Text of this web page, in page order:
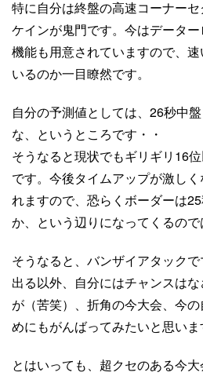
特に自分は終盤の高速コーナー
ケインが鬼門です。今はデータ
機能も用意されていますので、
いるのか一目瞭然です。
自分の予測値としては、26秒中
な、というところです・・
そうなると現状でもギリギリ16位
です。今後タイムアップが激し
れますので、恐らくボーダーは
か、という辺りになってくるので
そうなると、バンザイアタック
出る以外、自分にはチャンスは
が（苦笑）、折角の今大会、今
めにもがんばってみたいと思いま
とはいっても、超クセのある今